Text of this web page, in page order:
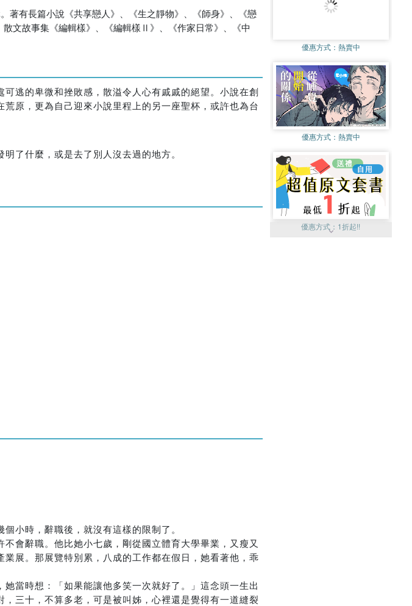
著有長篇小說《共享戀人》、《生之靜物》、《師身》、《戀
文故事集《編輯樣》、《編輯樣Ⅱ》、《作家日常》、《中
逃的卑微和挫敗感，散溢令人心有戚戚的絕望。小說在創
原，更為自己迎來小說里程上的另一座聖杯，或許也為台
了什麼，或是去了別人沒去過的地方。
小時，辭職後，就沒有這樣的限制了。
會辭職。他比她小七歲，剛從國立體育大學畢業，又瘦又
展。那展覽特別累，八成的工作都在假日，她看著他，乖
當時想：「如果能讓他多笑一次就好了。」這念頭一生出
三十，不算多老，可是被叫姊，心裡還是覺得有一道縫裂
優惠方式： 熱賣中
優惠方式： 熱賣中
優惠方式： 1折起!!